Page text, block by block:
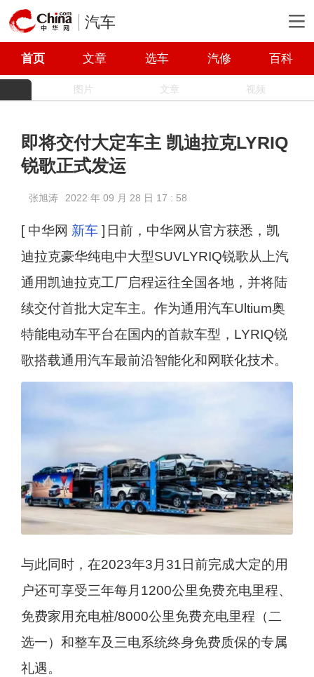
汽车
首页 文章 选车 汽修 百科
图片 文章 视频
即将交付大定车主 凯迪拉克LYRIQ
锐歌正式发运
张旭涛 2022 年 09 月 28 日 17 : 58
[ 中华网 新车] 日前，中华网从官方获悉，凯
迪拉克豪华纯电中大型SUVLYRIQ锐歌从上汽
通用凯迪拉克工厂启程运往全国各地，并将陆
续交付首批大定车主。作为通用汽车Ultium奥
特能电动车平台在国内的首款车型，LYRIQ锐
歌搭载通用汽车最前沿智能化和网联化技术。
与此同时，在2023年3月31日前完成大定的用
户还可享受三年每月1200公里免费充电里程、
免费家用充电桩/8000公里免费充电里程（二
选一）和整车及三电系统终身免费质保的专属
礼遇。